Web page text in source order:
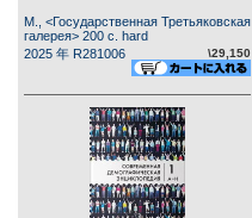
М., <Государственная Третьяковская
галерея> 200 c. hard
2025 年 R281006
\29,150